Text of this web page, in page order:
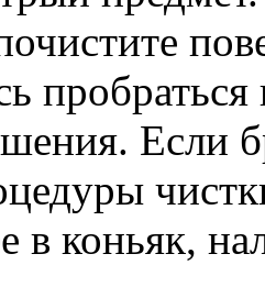
Если
в коньяк,